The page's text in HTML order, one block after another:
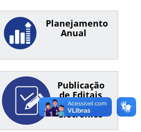
Planejamento
Anual
Publicação
de Editais
de Pregão
Eletrônico